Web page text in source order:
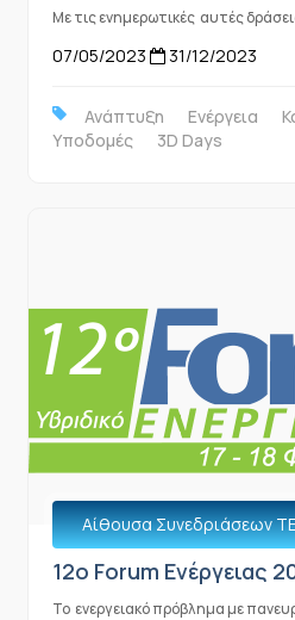
Με τις ενημερωτικές αυτές
07/05/2023 31/12/2023
Ανάπτυξη Ενέργεια
Υποδομές
3D Days
Αίθουσα Συνεδριάσεων
12o Forum Ενέργειας
Το ενεργειακό πρόβλημα με